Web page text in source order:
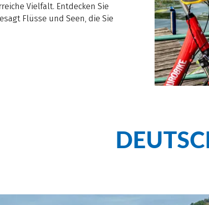
Vielfalt. Entdecken Sie
Flüsse und Seen, die Sie